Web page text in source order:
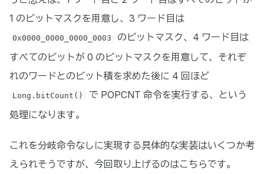
1 のビットマスクを用意し、3 ワード目は
0x0000_0000_0000_0003
のビットマスク、4 ワード目は
すべてのビットが 0 のビットマスクを用意して、それぞ
れのワードとのビット積を求めた後に 4 回ほど
Long.bitCount()
で POPCNT 命令を実行する、という
処理になります。
これを分岐命令なしに実現する具体的な実装はいくつか考
えられそうですが、今回取り上げるのはこちらです。